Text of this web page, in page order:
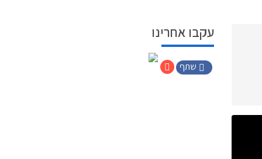
עקבו אחרינו
שתף